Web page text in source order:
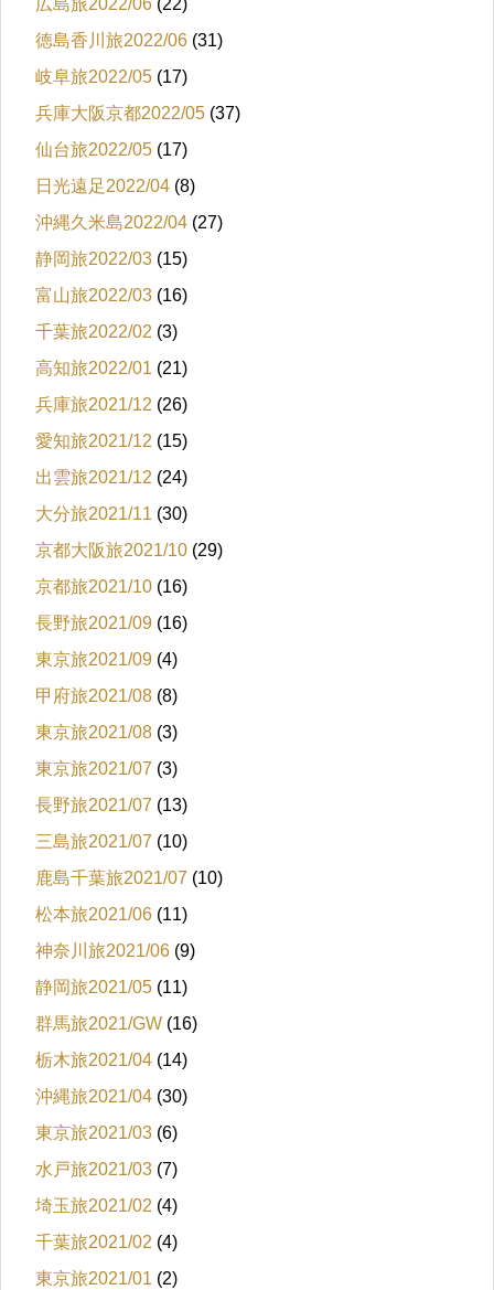
広島旅2022/06 (22)
徳島香川旅2022/06 (31)
岐阜旅2022/05 (17)
兵庫大阪京都2022/05 (37)
仙台旅2022/05 (17)
日光遠足2022/04 (8)
沖縄久米島2022/04 (27)
静岡旅2022/03 (15)
富山旅2022/03 (16)
千葉旅2022/02 (3)
高知旅2022/01 (21)
兵庫旅2021/12 (26)
愛知旅2021/12 (15)
出雲旅2021/12 (24)
大分旅2021/11 (30)
京都大阪旅2021/10 (29)
京都旅2021/10 (16)
長野旅2021/09 (16)
東京旅2021/09 (4)
甲府旅2021/08 (8)
東京旅2021/08 (3)
東京旅2021/07 (3)
長野旅2021/07 (13)
三島旅2021/07 (10)
鹿島千葉旅2021/07 (10)
松本旅2021/06 (11)
神奈川旅2021/06 (9)
静岡旅2021/05 (11)
群馬旅2021/GW (16)
栃木旅2021/04 (14)
沖縄旅2021/04 (30)
東京旅2021/03 (6)
水戸旅2021/03 (7)
埼玉旅2021/02 (4)
千葉旅2021/02 (4)
東京旅2021/01 (2)